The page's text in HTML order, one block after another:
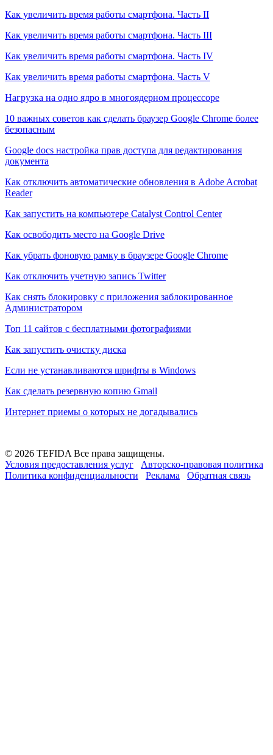
Как увеличить время работы смартфона. Часть II
Как увеличить время работы смартфона. Часть III
Как увеличить время работы смартфона. Часть IV
Как увеличить время работы смартфона. Часть V
Нагрузка на одно ядро в многоядерном процессоре
10 важных советов как сделать браузер Google Chrome более
безопасным
Google docs настройка прав доступа для редактирования
документа
Как отключить автоматические обновления в Adobe Acrobat
Reader
Как запустить на компьютере Catalyst Control Center
Как освободить место на Google Drive
Как убрать фоновую рамку в браузере Google Chrome
Как отключить учетную запись Twitter
Как снять блокировку с приложения заблокированное
Администратором
Топ 11 сайтов с бесплатными фотографиями
Как запустить очистку диска
Если не устанавливаются шрифты в Windows
Как сделать резервную копию Gmail
Интернет приемы о которых не догадывались
© 2026 TEFIDA Все права защищены.
Условия предоставления услуг
Авторско-правовая политика
Политика конфиденциальности
Реклама Обратная связь